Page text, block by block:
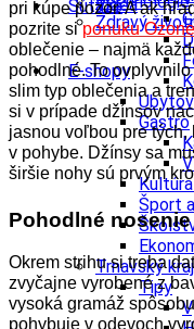
Gastro
Šport
Trnavský kraj
Tipy
Zdravý
Videá
Súťaže
E-shopy
pri kúpe pozor. A ak
pozrite siponuku
oblečenie – najmä
pohodlné. To
slim typ oblečenia a
si v prípade džínsov
jasnou voľbou pre
v pohybe. Džínsy sa
širšie nohy sú prvým
Pohodlné nosenie
Okrem strihu si treba
zvyčajne vyrobené z
vysoká gramáž
pohybuje v odevoch